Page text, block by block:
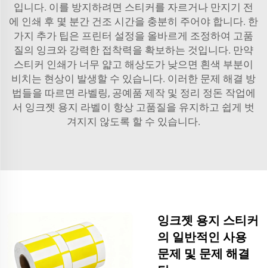
입니다. 이를 방지하려면 스티커를 자르거나 만지기 전
에 인쇄 후 몇 분간 건조 시간을 충분히 주어야 합니다. 한
가지 추가 팁은 프린터 설정을 올바르게 조정하여 고품
질의 잉크와 강력한 접착력을 확보하는 것입니다. 만약
스티커 인쇄가 너무 얇고 해상도가 낮으면 흰색 부분이
비치는 현상이 발생할 수 있습니다. 이러한 문제 해결 방
법들을 따르면 라벨링, 공예품 제작 및 정리 정돈 작업에
서 잉크젯 용지 라벨이 항상 고품질을 유지하고 쉽게 벗
겨지지 않도록 할 수 있습니다.
잉크젯 용지 스티커
의 일반적인 사용
문제 및 문제 해결